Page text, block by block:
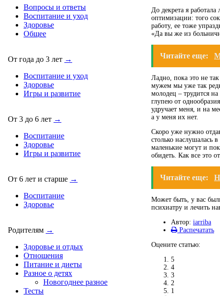
Вопросы и ответы
Воспитание и уход
Здоровье
Общее
От года до 3 лет →
Воспитание и уход
Здоровье
Игры и развитие
От 3 до 6 лет →
Воспитание
Здоровье
Игры и развитие
От 6 лет и старше →
Воспитание
Здоровье
Родителям →
Здоровье и отдых
Отношения
Питание и диеты
Разное о детях
Новогоднее разное
Тесты
До декрета я
оптимизации: того
работу, ее тоже
«Да вы же из
Читайте еще:
Ладно, пока это не
мужем мы уже так
молодец – трудится
глупею от
удручает меня, и на
а у меня их нет.
Скоро уже нужно
столько наслушалась
маленькие могут и
обидеть. Как все это
Читайте еще:
Может быть, у вас
психиатру и лечить
Автор: iarriba
Распечатать
Оцените статью:
5
4
3
2
1